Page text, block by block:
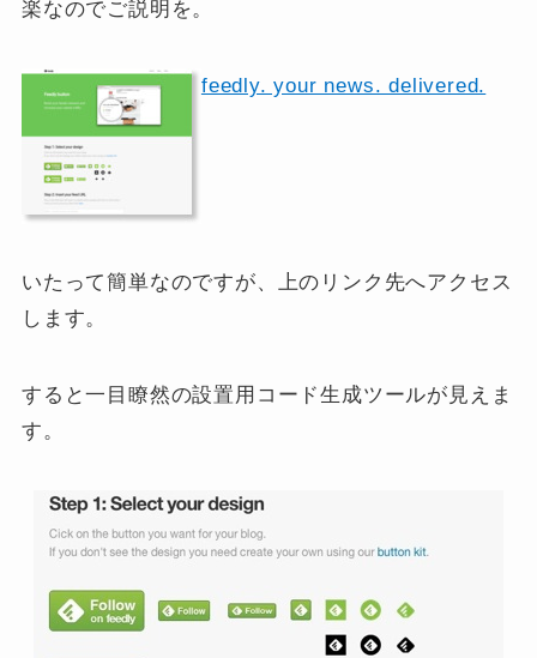
楽なのでご説明を。
feedly. your news. delivered.
いたって簡単なのですが、上のリンク先へアクセス
します。
すると一目瞭然の設置用コード生成ツールが見えま
す。